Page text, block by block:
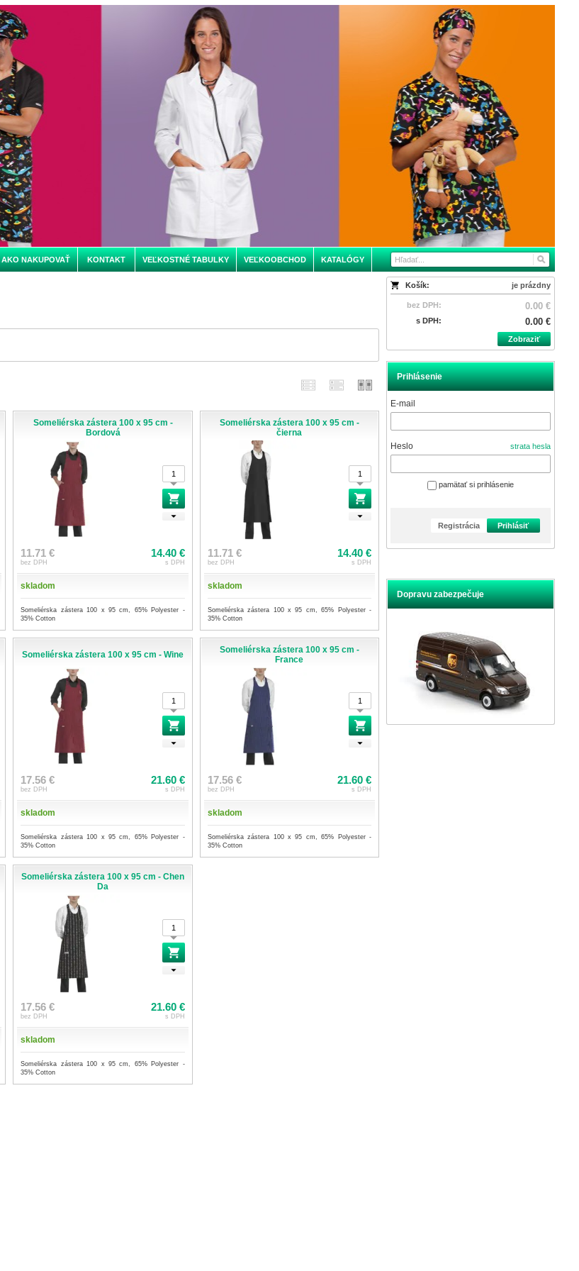
AKO NAKUPOVAŤ KONTAKT VEĽKOSTNÉ TABULKY VEĽKOOBCHOD KATALÓGY
Košík: je prázdny
bez DPH: 0.00 €
s DPH: 0.00 €
Zobraziť
Prihlásenie
E-mail
Heslo strata hesla
pamätať si prihlásenie
Registrácia Prihlásiť
Dopravu zabezpečuje
Someliérska zástera 100 x 95 cm -
Bordová
11.71 €
bez DPH
14.40 €
s DPH
skladom
Someliérska zástera 100 x 95 cm, 65% Polyester -
35% Cotton
Someliérska zástera 100 x 95 cm -
čierna
11.71 €
bez DPH
14.40 €
s DPH
skladom
Someliérska zástera 100 x 95 cm, 65% Polyester -
35% Cotton
Someliérska zástera 100 x 95 cm - Wine
17.56 €
bez DPH
21.60 €
s DPH
skladom
Someliérska zástera 100 x 95 cm, 65% Polyester -
35% Cotton
Someliérska zástera 100 x 95 cm -
France
17.56 €
bez DPH
21.60 €
s DPH
skladom
Someliérska zástera 100 x 95 cm, 65% Polyester -
35% Cotton
Someliérska zástera 100 x 95 cm - Chen
Da
17.56 €
bez DPH
21.60 €
s DPH
skladom
Someliérska zástera 100 x 95 cm, 65% Polyester -
35% Cotton